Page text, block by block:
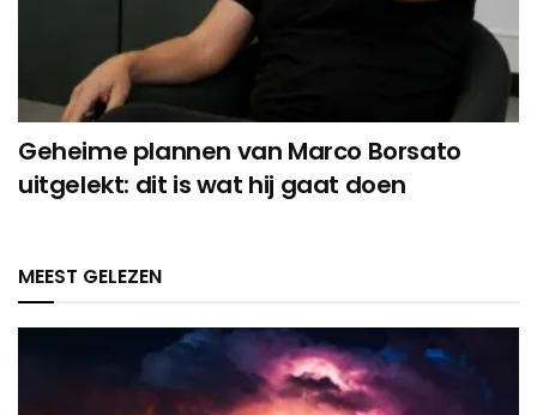
Geheime plannen van Marco Borsato
uitgelekt: dit is wat hij gaat doen
MEEST GELEZEN